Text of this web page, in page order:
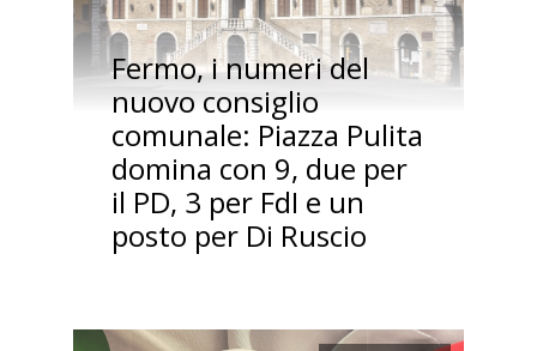
Fermo, i numeri del
nuovo consiglio
comunale: Piazza Pulita
domina con 9, due per
il PD, 3 per FdI e un
posto per Di Ruscio